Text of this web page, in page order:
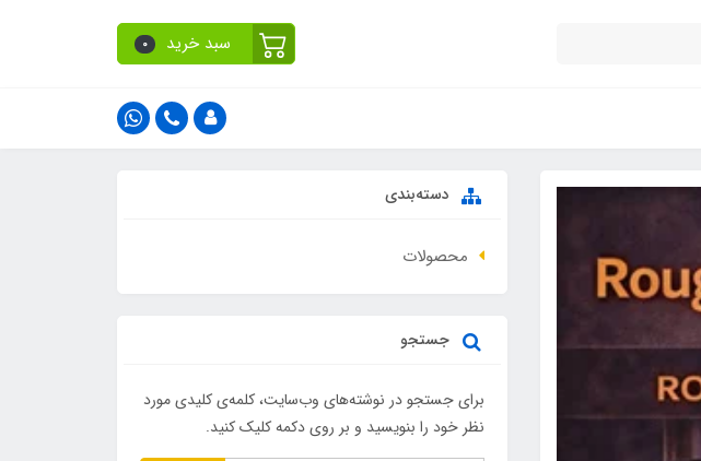
سبد خرید 0
دسته‌بندی
محصولات
جستجو
برای جستجو در نوشته‌های وب‌سایت، کلمه‌ی کلیدی مورد
نظر خود را بنویسید و بر روی دکمه کلیک کنید.